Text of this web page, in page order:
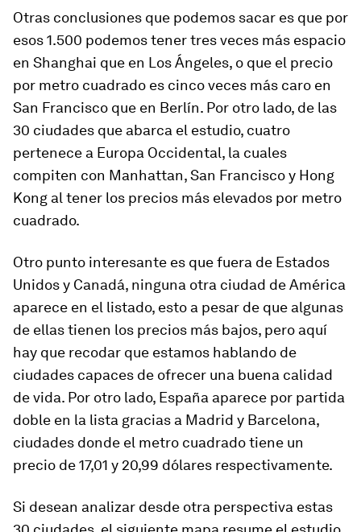
Otras conclusiones que podemos sacar es que por
esos 1.500 podemos tener tres veces más espacio
en Shanghai que en Los Ángeles, o que el precio
por metro cuadrado es cinco veces más caro en
San Francisco que en Berlín. Por otro lado, de las
30 ciudades que abarca el estudio, cuatro
pertenece a Europa Occidental, la cuales
compiten con Manhattan, San Francisco y Hong
Kong al tener los precios más elevados por metro
cuadrado.
Otro punto interesante es que fuera de Estados
Unidos y Canadá, ninguna otra ciudad de América
aparece en el listado, esto a pesar de que algunas
de ellas tienen los precios más bajos, pero aquí
hay que recodar que estamos hablando de
ciudades capaces de ofrecer una buena calidad
de vida. Por otro lado, España aparece por partida
doble en la lista gracias a Madrid y Barcelona,
ciudades donde el metro cuadrado tiene un
precio de 17,01 y 20,99 dólares respectivamente.
Si desean analizar desde otra perspectiva estas